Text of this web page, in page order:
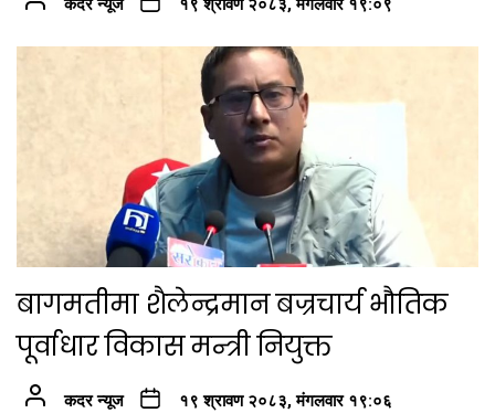
कदर न्यूज १९ श्रावण २०८३, मंगलवार १९:०९
बागमतीमा शैलेन्द्रमान बज्रचार्य भौतिक
पूर्वाधार विकास मन्त्री नियुक्त
कदर न्यूज १९ श्रावण २०८३, मंगलवार १९:०६